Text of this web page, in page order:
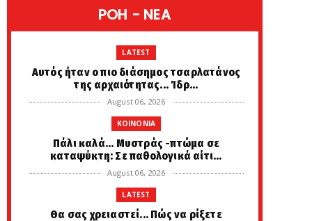
POH - NEA
LATEST
Αυτός ήταν ο πιο διάσημος τσαρλατάνος
της αρχαιότητας... Ίδρ...
August 06, 2026
KOINONIA
Πάλι καλά... Μυστράς -πτώμα σε
καταψύκτη: Σε παθολογικά αίτι...
August 06, 2026
LATEST
Θα σας χρειαστεί... Πώς να ρίξετε